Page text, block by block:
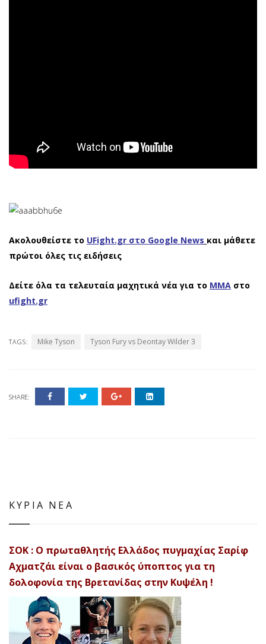
Ακολουθείστε το UFight.gr στο Google News και μάθετε
πρώτοι όλες τις ειδήσεις
Δείτε όλα τα τελευταία μαχητικά νέα για το ΜΜΑ στο
ufight.gr
TAGS: Mike Tyson Tyson Fury vs Deontay Wilder 3
SHARE:
ΚΥΡΙΑ ΝΕΑ
ΣΟΚ : Ο πρωταθλητής Ελλάδος πυγμαχίας Σαρίφ
Αχματζάι είναι ο βασικός ύποπτος για τη
δολοφονία της Βρετανίδας στην Κυψέλη !